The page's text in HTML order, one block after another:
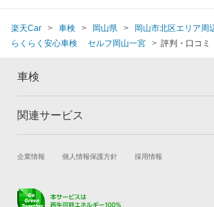
楽天Car 車検 岡山県
岡山市北区エリア周
らくらく安心車検 セルフ岡山一宮
評判・口コミ
車検
トップ
車検の基礎知識 キャンペーン
関連サービス
試乗・商談 新車購入
キズ修理予約
企業情報 個人情報保護方針 採用情報